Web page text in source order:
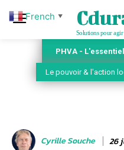
Solutions pour
PHVA -
Le pouvoir & l'action
Cyrille Souche 26
French ▼